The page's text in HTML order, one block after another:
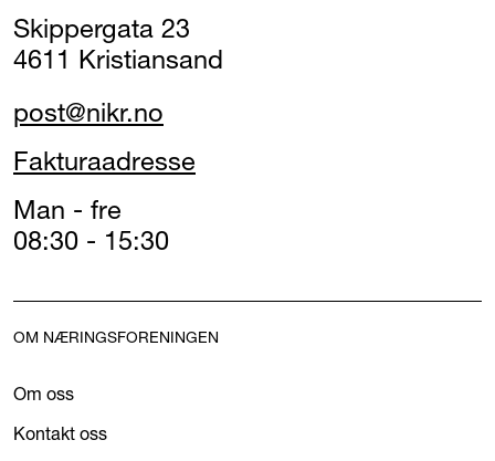
Skippergata 23
4611 Kristiansand
post@nikr.no
Fakturaadresse
Man - fre
08:30 - 15:30
OM NÆRINGSFORENINGEN
Om oss
Kontakt oss